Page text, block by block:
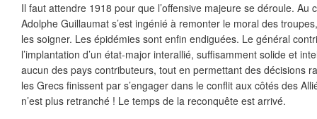
Il faut attendre 1918 pour que l’offensive majeure se déroule. Au
Adolphe Guillaumat s’est ingénié à remonter le moral des
les soigner. Les épidémies sont enfin endiguées. Le général
l’implantation d’un état-major interallié, suffisamment solide et
aucun des pays contributeurs, tout en permettant des décisions
les Grecs finissent par s’engager dans le conflit aux côtés des
n’est plus retranché ! Le temps de la reconquête est arrivé.